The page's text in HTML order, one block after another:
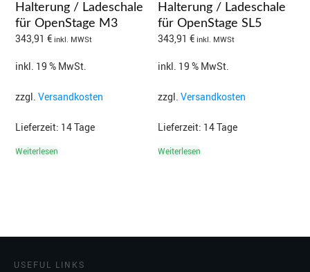
Halterung / Ladeschale
für OpenStage M3
343,91 € inkl. MWSt
inkl. 19 % MwSt.
zzgl. Versandkosten
Lieferzeit: 14 Tage
Weiterlesen
Halterung / Ladeschale
für OpenStage SL5
343,91€ inkl. MWSt
inkl. 19 % MwSt.
zzgl.Versandkosten
Lieferzeit: 14 Tage
Weiterlesen
USEFUL LINKS